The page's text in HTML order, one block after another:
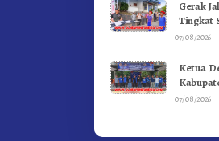
Gerak
Tingkat
SMP
Ke-81
Sekda
07/08/2026
Ketua
Pimpin
07/08/2026